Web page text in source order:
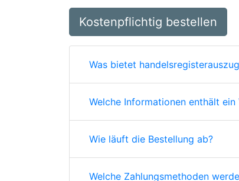
Kostenpflichtig bestellen
Was bietet
Welche Informationen enthält ein
Wie läuft die Bestellung ab?
Welche Zahlungsmethoden